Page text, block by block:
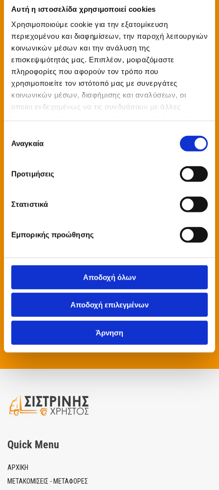
Αυτή η ιστοσελίδα χρησιμοποιεί cookies
Χρησιμοποιούμε cookie για την εξατομίκευση
περιεχομένου και διαφημίσεων, την παροχή λειτουργιών
κοινωνικών μέσων και την ανάλυση της
επισκεψιμότητάς μας. Επιπλέον, μοιραζόμαστε
πληροφορίες που αφορούν τον τρόπο που
χρησιμοποιείτε τον ιστότοπό μας με συνεργάτες
κοινωνικών μέσων, διαφήμισης και αναλύσεων, οι
οποίοι ενδεχομένως να τις συνδυάσουν με άλλες
των υπηρεσιών τους.
συγκατάθεσης
Αναγκαία
Προτιμήσεις
Στατιστικά
Εμπορικής προώθησης
Αποδοχή όλων
Αποδοχή επιλεγμένων
Άρνηση
Όνομα
Συμφωνώ με την εγγραφή και διατήρηση των προσωπικών
μου δεδομένων και αναγνωρίζω ότι αυτός ο ιστότοπος
προστατεύεται από το reCAPTCHA και ισχύουν οι Πολιτικοί
Απορρήτου της Google και ισχύουν οι Όροι Παροχής Υπηρεσιών.
Quick Menu
ΑΡΧΙΚΗ
ΜΕΤΑΚΟΜΙΣΕΙΣ - ΜΕΤΑΦΟΡΕΣ